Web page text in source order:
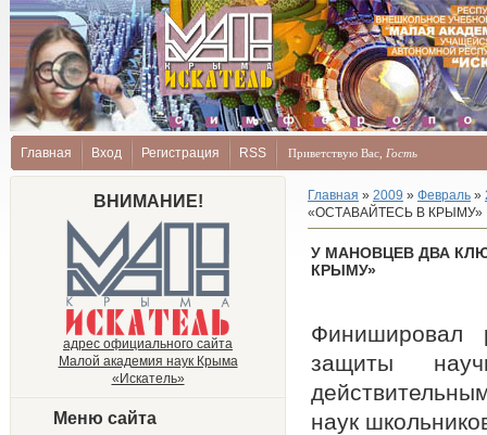
Главная Вход Регистрация RSS Приветствую Вас Гость
ВНИМАНИЕ!
адрес официального сайта
Малой академия наук Крыма
«Искатель»
Меню сайта
Главная » 2009 » Февраль »
«ОСТАВАЙТЕСЬ В КРЫМУ»
У МАНОВЦЕВ ДВА
КРЫМУ»
Финишировал
защиты
наук